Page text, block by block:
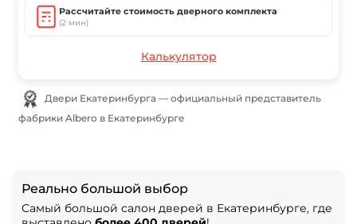
Рассчитайте стоимость дверного комплекта
(2 мин)
Калькулятор
фабрики Albero в Екатеринбурге
Реально большой выбор
Самый большой салон дверей в Екатеринбурге, где